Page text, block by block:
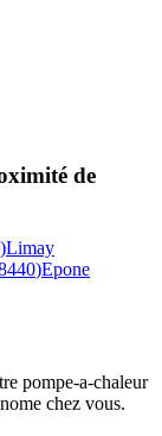
de
)Limay
)Epone
pompe-a-chaleur
chez vous.